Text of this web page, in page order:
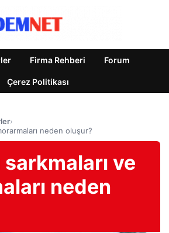
Firma Rehberi Forum
Çerez Politikası
›
neden oluşur?
sarkmaları ve
neden